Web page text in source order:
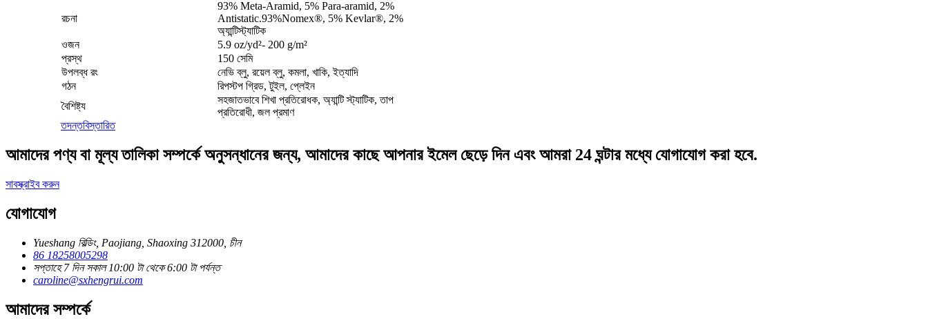
রচনা
93% Meta-Aramid, 5% Para-aramid, 2%
Antistatic.93%Nomex®, 5% Kevlar®, 2%
অ্যান্টিস্ট্যাটিক
ওজন
5.9 oz/yd²- 200 g/m²
প্রস্থ
150 সেমি
উপলব্ধ রং
নেভি ব্লু, রয়েল ব্লু, কমলা, খাকি, ইত্যাদি
গঠন
রিপস্টপ গ্রিড, টুইল, প্লেইন
বৈশিষ্ট্য
সহজাতভাবে শিখা প্রতিরোধক, অ্যান্টি স্ট্যাটিক, তাপ
প্রতিরোধী, জল প্রমাণ
তদন্তবিস্তারিত
আমাদের পণ্য বা মূল্য তালিকা সম্পর্কে অনুসন্ধানের জন্য, আমাদের কাছে আপনার ইমেল ছেড়ে দিন এবং আমরা 24 ঘন্টার মধ্যে যোগাযোগ করা হবে.
সাবস্ক্রাইব করুন
যোগাযোগ
Yueshang বিল্ডিং, Paojiang, Shaoxing 312000, চীন
86 18258005298
সপ্তাহে 7 দিন সকাল 10:00 টা থেকে 6:00 টা পর্যন্ত
caroline@sxhengrui.com
আমাদের সম্পর্কে